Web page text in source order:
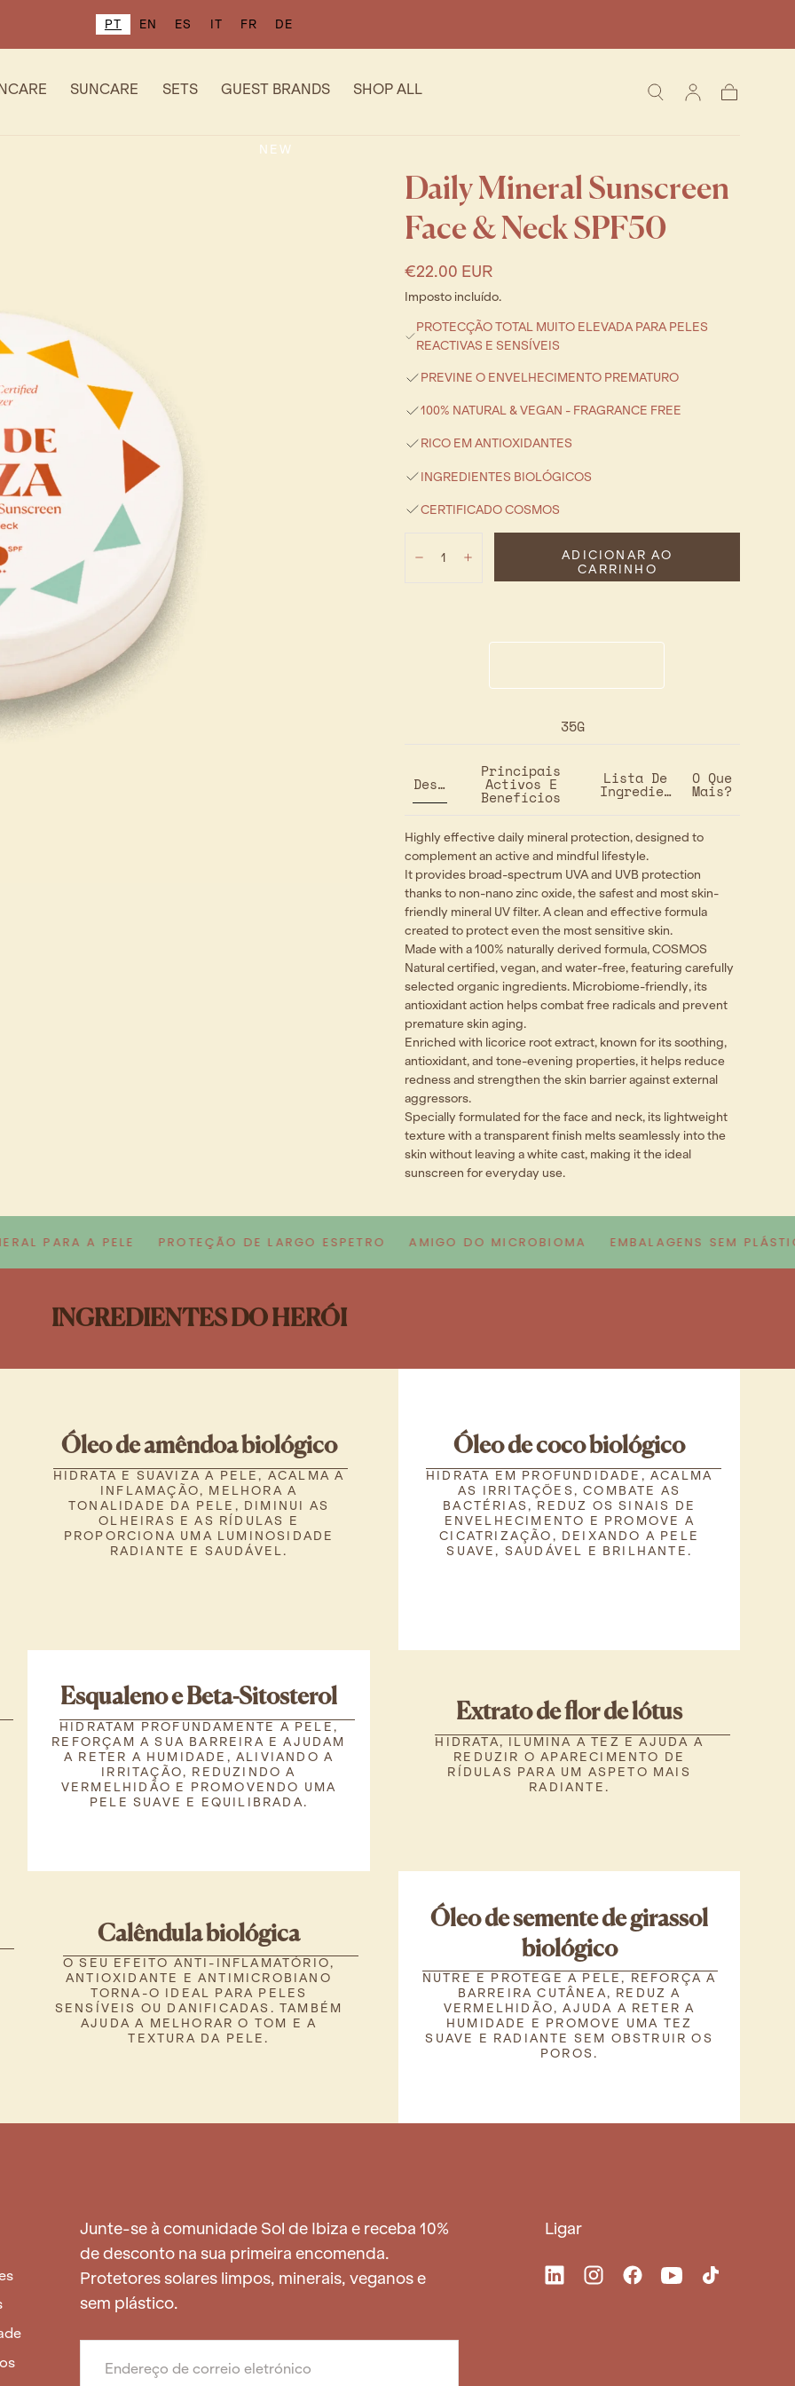
PT EN ES IT FR DE
SUNCARE SETS GUEST BRANDS SHOP ALL
NEW
Daily Mineral Sunscreen
Face & Neck SPF50
Regular
price
€22.00 EUR
Imposto incluído.
PROTECÇÃO TOTAL MUITO ELEVADA PARA PELES
REACTIVAS E SENSÍVEIS
PREVINE O ENVELHECIMENTO PREMATURO
100% NATURAL & VEGAN - FRAGRANCE FREE
RICO EM ANTIOXIDANTES
INGREDIENTES BIOLÓGICOS
CERTIFICADO COSMOS
DiminuirAumentar
ADICIONAR AO
CARRINHO
35G
Descrição
Principais
Activos E
Benefícios
Lista De
Ingredientes
O Que
Mais?
Highly effective daily mineral protection, designed to
complement an active and mindful lifestyle.
It provides broad-spectrum UVA and UVB protection
thanks to non-nano zinc oxide, the safest and most skin-
friendly mineral UV filter. A clean and effective formula
created to protect even the most sensitive skin.
Made with a 100% naturally derived formula, COSMOS
Natural certified, vegan, and water-free, featuring carefully
selected organic ingredients. Microbiome-friendly, its
antioxidant action helps combat free radicals and prevent
premature skin aging.
Enriched with licorice root extract, known for its soothing,
antioxidant, and tone-evening properties, it helps reduce
redness and strengthen the skin barrier against external
aggressors.
Specially formulated for the face and neck, its lightweight
texture with a transparent finish melts seamlessly into the
skin without leaving a white cast, making it the ideal
sunscreen for everyday use.
PARA A PELE PROTEÇÃO DE LARGO ESPETRO AMIGO DO MICROBIOMA EMBALAGENS SEM PLÁSTICO
INGREDIENTES DO HERÓI
Óleo de amêndoa biológico
HIDRATA E SUAVIZA A PELE, ACALMA A
INFLAMAÇÃO, MELHORA A
TONALIDADE DA PELE, DIMINUI AS
OLHEIRAS E AS RÍDULAS E
PROPORCIONA UMA LUMINOSIDADE
RADIANTE E SAUDÁVEL.
Óleo de coco biológico
HIDRATA EM PROFUNDIDADE, ACALMA
AS IRRITAÇÕES, COMBATE AS
BACTÉRIAS, REDUZ OS SINAIS DE
ENVELHECIMENTO E PROMOVE A
CICATRIZAÇÃO, DEIXANDO A PELE
SUAVE, SAUDÁVEL E BRILHANTE.
Esqualeno e Beta-Sitosterol
HIDRATAM PROFUNDAMENTE A PELE,
REFORÇAM A SUA BARREIRA E AJUDAM
A RETER A HUMIDADE, ALIVIANDO A
IRRITAÇÃO, REDUZINDO A
VERMELHIDÃO E PROMOVENDO UMA
PELE SUAVE E EQUILIBRADA.
Extrato de flor de lótus
HIDRATA, ILUMINA A TEZ E AJUDA A
REDUZIR O APARECIMENTO DE
RÍDULAS PARA UM ASPETO MAIS
RADIANTE.
Calêndula biológica
O SEU EFEITO ANTI-INFLAMATÓRIO,
ANTIOXIDANTE E ANTIMICROBIANO
TORNA-O IDEAL PARA PELES
SENSÍVEIS OU DANIFICADAS. TAMBÉM
AJUDA A MELHORAR O TOM E A
TEXTURA DA PELE.
Óleo de semente de girassol
biológico
NUTRE E PROTEGE A PELE, REFORÇA A
BARREIRA CUTÂNEA, REDUZ A
VERMELHIDÃO, AJUDA A RETER A
HUMIDADE E PROMOVE UMA TEZ
SUAVE E RADIANTE SEM OBSTRUIR OS
POROS.
Junte-se à comunidade Sol de Ibiza e receba 10%
de desconto na sua primeira encomenda.
Protetores solares limpos, minerais, veganos e
sem plástico.
CORREIO
Ligar